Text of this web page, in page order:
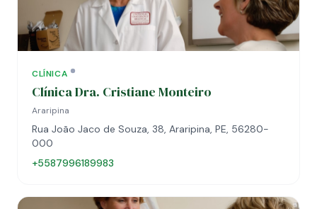
CLÍNICA
Clínica Dra. Cristiane Monteiro
Araripina
Rua João Jaco de Souza, 38, Araripina, PE, 56280-
000
+5587996189983